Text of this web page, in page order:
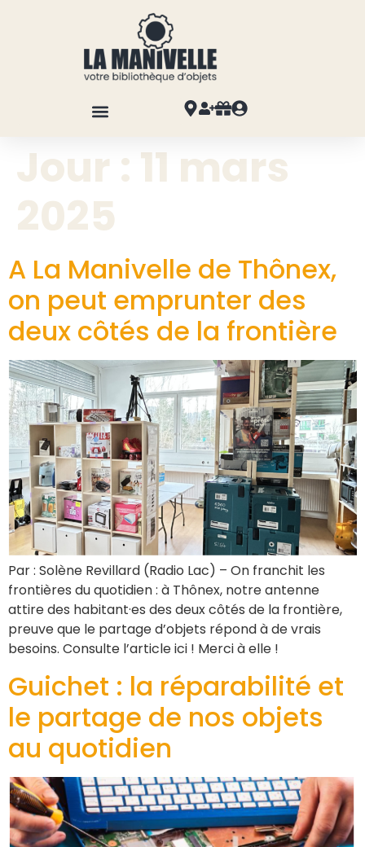
Jour : 11 mars
2025
A La Manivelle de Thônex,
on peut emprunter des
deux côtés de la frontière
Par : Solène Revillard (Radio Lac) – On franchit les
frontières du quotidien : à Thônex, notre antenne
attire des habitant·es des deux côtés de la frontière,
preuve que le partage d’objets répond à de vrais
besoins. Consulte l’article ici ! Merci à elle !
Guichet : la réparabilité et
le partage de nos objets
au quotidien